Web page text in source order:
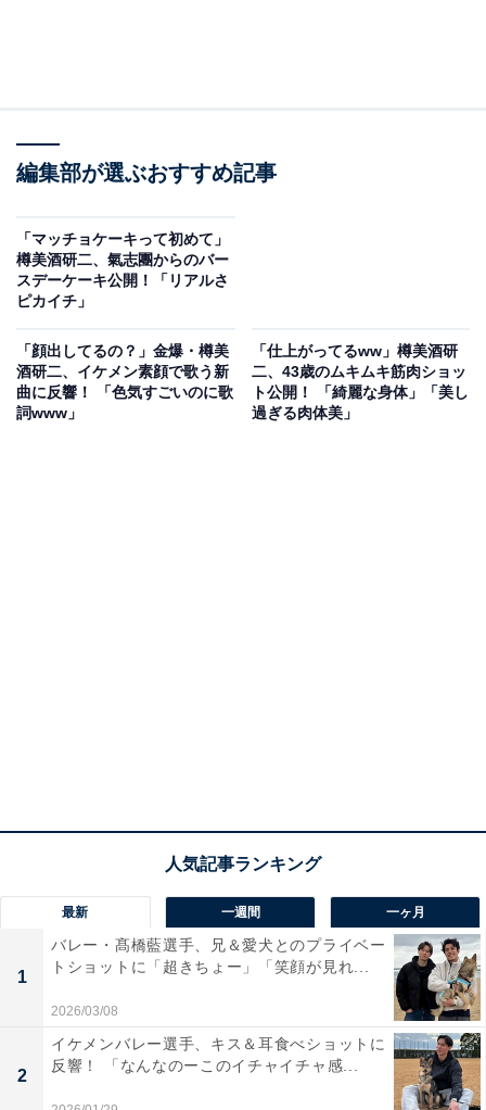
編集部が選ぶおすすめ記事
「マッチョケーキって初めて」
樽美酒研二、氣志團からのバー
スデーケーキ公開！「リアルさ
ピカイチ」
「顔出してるの？」金爆・樽美
酒研二、イケメン素顔で歌う新
曲に反響！ 「色気すごいのに歌
詞www」
「仕上がってるww」樽美酒研
二、43歳のムキムキ筋肉ショッ
ト公開！ 「綺麗な身体」「美し
過ぎる肉体美」
最新 一週間 一ヶ月
1
バレー・髙橋藍選手、兄＆愛犬とのプライベー
トショットに「超きちょー」「笑顔が見れ...
2026/03/08
2
イケメンバレー選手、キス＆耳食べショットに
反響！ 「なんなのーこのイチャイチャ感...